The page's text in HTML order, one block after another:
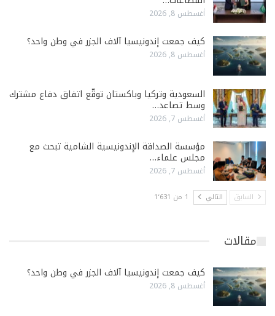
أغسطس 8, 2026
كيف جمعت إندونيسيا آلاف الجزر في وطن واحد؟
أغسطس 8, 2026
السعودية وتركيا وباكستان توقّع اتفاق دفاع مشترك
وسط تصاعد…
أغسطس 7, 2026
مؤسسة الصداقة الإندونيسية الشامية تبحث مع
مجلس علماء…
أغسطس 7, 2026
السابق التالي 1 من 1٬631
مقالات
كيف جمعت إندونيسيا آلاف الجزر في وطن واحد؟
أغسطس 8, 2026